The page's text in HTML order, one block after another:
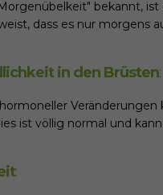
bekannt,
dass es nur morgens
in den Brüsten:
ist völlig normal und
: